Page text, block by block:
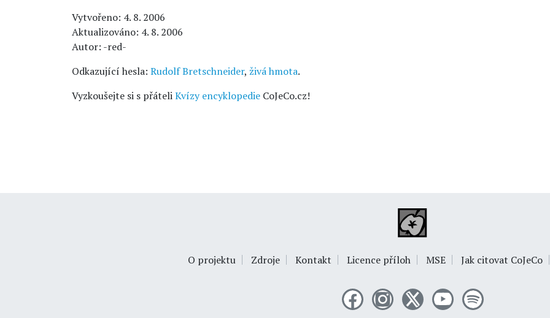
Vytvořeno: 4. 8. 2006
Aktualizováno: 4. 8. 2006
Autor: -red-
Odkazující hesla: Rudolf Bretschneider, živá hmota.
Vyzkoušejte si s přáteliKvízy encyklopedie CoJeCo.cz!
O projektu Zdroje Kontakt Licence příloh MSE Jak citovat CoJeCo